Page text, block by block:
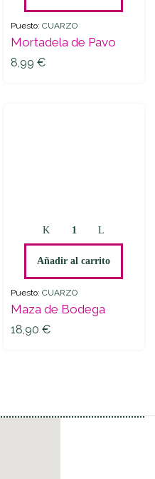
Puesto: CUARZO
Mortadela de Pavo
8,99 €
Maza
Bodega
Añadir al carrito
Puesto: CUARZO
Maza de Bodega
18,90 €